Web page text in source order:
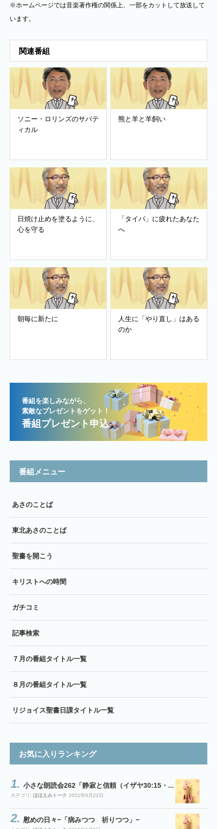
※ホームページでは音楽著作権の関係上、一部をカットして放送して
います。
関連番組
ソニー・ロリンズのサバテ
ィカル
熊と羊と羊飼い
日焼け止めを塗るように、
心を守る
「タイパ」に疲れたあなた
へ
朝毎に新たに
人生に「やり直し」はある
のか
番組を楽しみながら、
素敵なプレゼントをゲット！
番組プレゼント申込
番組メニュー
あさのことば
東北あさのことば
聖書を開こう
キリストへの時間
ガチコミ
記事検索
７月の番組タイトル一覧
８月の番組タイトル一覧
リジョイス聖書日課タイトル一覧
お気に入りランキング
小さな朗読会262「静寂と信頼（イザヤ30:15・...
カテゴリ: ほほえみトーク 2021年6月22日
慰めの日々−「病みつつ 祈りつつ」−